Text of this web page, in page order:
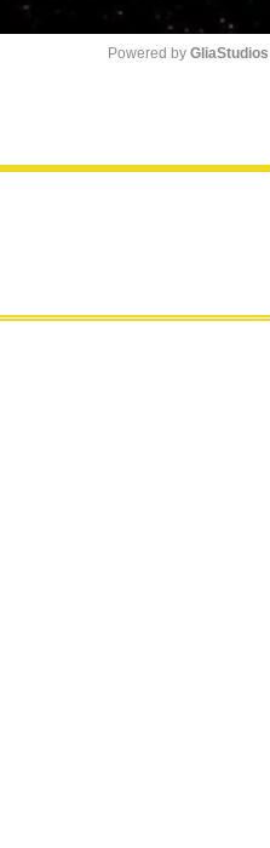
Powered by GliaStudios